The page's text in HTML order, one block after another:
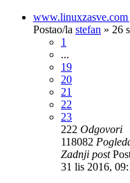
Postao/la stefan » 26
1
...
19
20
21
22
23
222 Odgovori
118082
Zadnji post
31 lis 2016,